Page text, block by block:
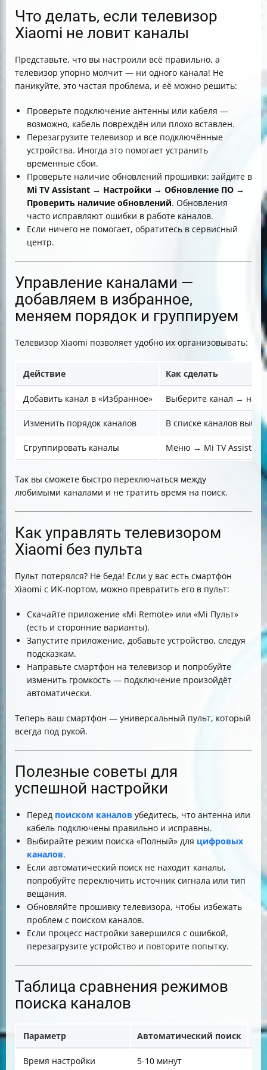
Что делать, если телевизор
Xiaomi не ловит каналы
Представьте, что вы настроили всё правильно, а
телевизор упорно молчит — ни одного канала! Не
паникуйте, это частая проблема, и её можно решить:
Проверьте подключение антенны или кабеля —
возможно, кабель повреждён или плохо вставлен.
Перезагрузите телевизор и все подключённые
устройства. Иногда это помогает устранить
временные сбои.
Проверьте наличие обновлений прошивки: зайдите в
Mi TV Assistant → Настройки → Обновление ПО →
Проверить наличие обновлений. Обновления
часто исправляют ошибки в работе каналов.
Если ничего не помогает, обратитесь в сервисный
центр.
Управление каналами —
добавляем в избранное,
меняем порядок и группируем
Телевизор Xiaomi позволяет удобно их организовывать:
Действие Как сделать
Добавить канал в «Избранное» Выберите канал →
Изменить порядок каналов В списке каналов
Сгруппировать каналы Меню → Mi TV Assistant
Так вы сможете быстро переключаться между
любимыми каналами и не тратить время на поиск.
Как управлять телевизором
Xiaomi без пульта
Пульт потерялся? Не беда! Если у вас есть смартфон
Xiaomi с ИК-портом, можно превратить его в пульт:
Скачайте приложение «Mi Remote» или «Mi Пульт»
(есть и сторонние варианты).
Запустите приложение, добавьте устройство, следуя
подсказкам.
Направьте смартфон на телевизор и попробуйте
изменить громкость — подключение произойдёт
автоматически.
Теперь ваш смартфон — универсальный пульт, который
всегда под рукой.
Полезные советы для
успешной настройки
Перед поиском каналов убедитесь, что антенна или
кабель подключены правильно и исправны.
Выбирайте режим поиска «Полный» для цифровых
каналов.
Если автоматический поиск не находит каналы,
попробуйте переключить источник сигнала или тип
вещания.
Обновляйте прошивку телевизора, чтобы избежать
проблем с поиском каналов.
Если процесс настройки завершился с ошибкой,
перезагрузите устройство и повторите попытку.
Таблица сравнения режимов
поиска каналов
Параметр Автоматический поиск
Время настройки 5-10 минут